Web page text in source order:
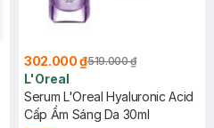
302.000 ₫519.000 ₫
L'Oreal
Serum L'Oreal Hyaluronic Acid
Cấp Ẩm Sáng Da 30ml